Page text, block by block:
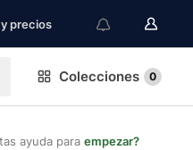
y precios
Colecciones 0
ayuda para empezar?